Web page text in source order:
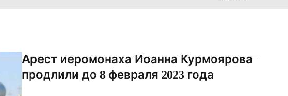
Арест иеромонаха Иоанна Курмоярова
продлили до 8 февраля 2023 года